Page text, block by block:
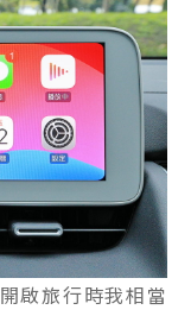
啟旅行時我相當